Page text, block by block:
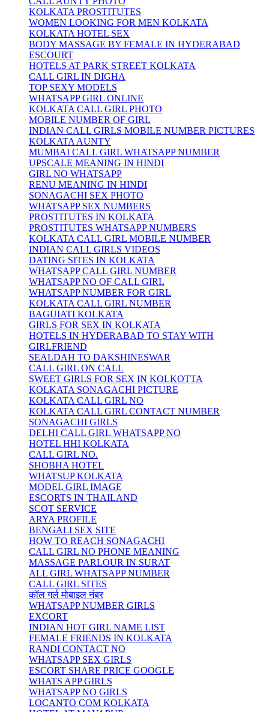
KOLKATA PROSTITUTES
WOMEN LOOKING FOR MEN KOLKATA
KOLKATA HOTEL SEX
BODY MASSAGE BY FEMALE IN HYDERABAD
ESCOURT
HOTELS AT PARK STREET KOLKATA
CALL GIRL IN DIGHA
TOP SEXY MODELS
WHATSAPP GIRL ONLINE
KOLKATA CALL GIRL PHOTO
MOBILE NUMBER OF GIRL
INDIAN CALL GIRLS MOBILE NUMBER PICTURES
KOLKATA AUNTY
MUMBAI CALL GIRL WHATSAPP NUMBER
UPSCALE MEANING IN HINDI
GIRL NO WHATSAPP
RENU MEANING IN HINDI
SONAGACHI SEX PHOTO
WHATSAPP SEX NUMBERS
PROSTITUTES IN KOLKATA
PROSTITUTES WHATSAPP NUMBERS
KOLKATA CALL GIRL MOBILE NUMBER
INDIAN CALL GIRLS VIDEOS
DATING SITES IN KOLKATA
WHATSAPP CALL GIRL NUMBER
WHATSAPP NO OF CALL GIRL
WHATSAPP NUMBER FOR GIRL
KOLKATA CALL GIRL NUMBER
BAGUIATI KOLKATA
GIRLS FOR SEX IN KOLKATA
HOTELS IN HYDERABAD TO STAY WITH
GIRLFRIEND
SEALDAH TO DAKSHINESWAR
CALL GIRL ON CALL
SWEET GIRLS FOR SEX IN KOLKOTTA
KOLKATA SONAGACHI PICTURE
KOLKATA CALL GIRL NO
KOLKATA CALL GIRL CONTACT NUMBER
SONAGACHI GIRLS
DELHI CALL GIRL WHATSAPP NO
HOTEL HHI KOLKATA
CALL GIRL NO.
SHOBHA HOTEL
WHATSUP KOLKATA
MODEL GIRL IMAGE
ESCORTS IN THAILAND
SCOT SERVICE
ARYA PROFILE
BENGALI SEX SITE
HOW TO REACH SONAGACHI
CALL GIRL NO PHONE MEANING
MASSAGE PARLOUR IN SURAT
ALL GIRL WHATSAPP NUMBER
CALL GIRL SITES
कॉल गर्ल मोबाइल नंबर
WHATSAPP NUMBER GIRLS
EXCORT
INDIAN HOT GIRL NAME LIST
FEMALE FRIENDS IN KOLKATA
RANDI CONTACT NO
WHATSAPP SEX GIRLS
ESCORT SHARE PRICE GOOGLE
WHATS APP GIRLS
WHATSAPP NO GIRLS
LOCANTO COM KOLKATA